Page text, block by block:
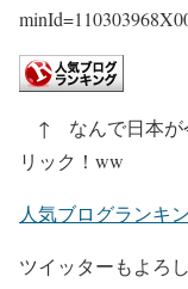
↑ なんで日本が
リック！ww
人気ブログランキ
ツイッターもよろ